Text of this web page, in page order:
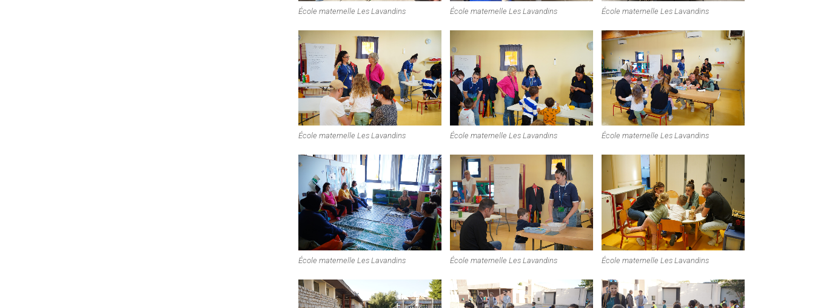
École maternelle Les Lavandins École maternelle Les Lavandins École maternelle Les Lavandins
École maternelle Les Lavandins École maternelle Les Lavandins École maternelle Les Lavandins
École maternelle Les Lavandins École maternelle Les Lavandins École maternelle Les Lavandins